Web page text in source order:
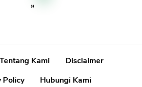
»
Tentang Kami
Disclaimer
Policy
Hubungi Kami